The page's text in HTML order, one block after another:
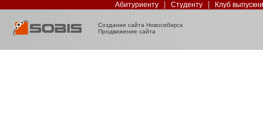
Абитуриенту Студенту Клуб
Создание сайта Новосибирск
Продвижение сайта